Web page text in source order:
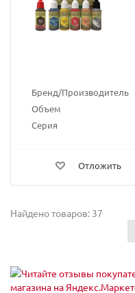
Бренд/Производитель
Объем
Серия
Отложить
Найдено товаров: 37